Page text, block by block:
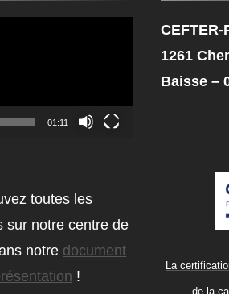
01:11
toutes les
sur notre centre de
notre document
!
CEFTER-
1261
Baisse –
La
de la